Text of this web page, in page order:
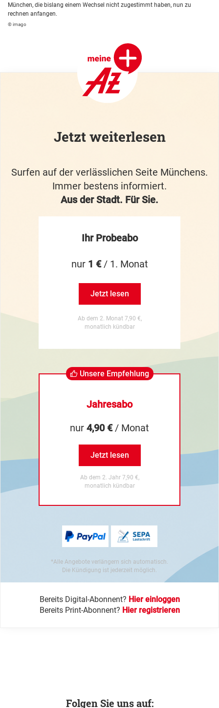
München, die bislang einem Wechsel nicht zugestimmt haben, nun zu
rechnen anfangen.
© imago
Jetzt weiterlesen
Surfen auf der verlässlichen Seite Münchens.
Immer bestens informiert.
Aus der Stadt. Für Sie.
Ihr Probeabo
nur 1 €/ 1. Monat
Jetzt lesen
Ab dem 2. Monat 7,90 €,
monatlich kündbar
Unsere Empfehlung
Jahresabo
nur 4,90 €/ Monat
Jetzt lesen
Ab dem 2. Jahr 7,90 €,
monatlich kündbar
*Alle Angebote verlängern sich automatisch.
Die Kündigung ist jederzeit möglich.
Bereits Digital-Abonnent? Hier einloggen
Bereits Print-Abonnent? Hier registrieren
Folgen Sie uns auf: